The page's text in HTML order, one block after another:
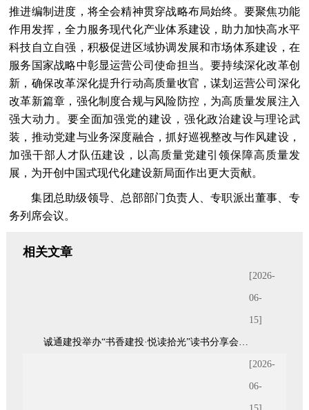
推进编制进度，将全会精神贯穿战略布局始终。要聚焦功能
作用发挥，全力服务现代化产业体系建设，助力加快高水平
科技自立自强，积极促进区域协调发展和市场体系建设，在
服务国家战略中彰显运营公司使命担当。要持续深化改革创
新，确保改革深化提升行动高质量收官，谋划运营公司深化
改革新篇章，强化制度合规与风险防控，为高质量发展注入
强大动力。要全面加强党的建设，强化政治建设与理论武
装，推动党建与业务深度融合，抓好巡视整改与作风建设，
加强干部人才队伍建设，以高质量党建引领保障高质量发
展，为开创中国式现代化建设新局面作出更大贡献。
集团总助级领导、总部部门负责人、专职派出董事、专
务列席会议。
相关文章
[2026-
06-
15]
诚通建投举办“书香建投·悦读拾光”读书分享会暨青年统战座谈会
[2026-
06-